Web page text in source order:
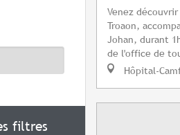
filtres
Venez
Troaon,
Johan, durant
de l'office de
Hôpital-